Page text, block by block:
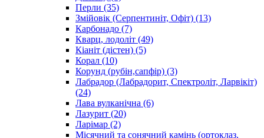
Перли (35)
Змійовік (Серпентиніт, Офіт) (13)
Карбонадо (7)
Кварц, лодоліт (49)
Кіаніт (дістен) (5)
Корал (10)
Корунд (рубін,сапфір) (3)
Лабрадор (Лабрадорит, Спектроліт, Ларвікіт)
(24)
Лава вулканічна (6)
Лазурит (20)
Ларімар (2)
Місячний та сонячний камінь (ортоклаз,